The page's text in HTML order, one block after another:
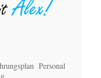
Personal